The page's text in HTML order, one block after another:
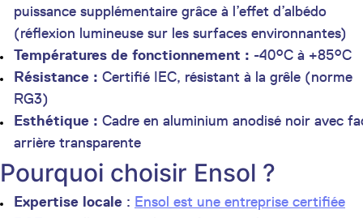
puissance supplémentaire grâce à l’effet d’albédo
(réflexion lumineuse sur les surfaces environnantes)
Températures de fonctionnement : -40°C à +85°C
Résistance : Certifié IEC, résistant à la grêle (norme
RG3)
Esthétique : Cadre en aluminium anodisé noir avec
arrière transparente
Pourquoi choisir Ensol ?
Expertise locale : Ensol est une entreprise certifiée